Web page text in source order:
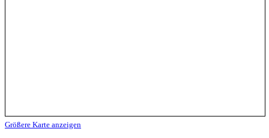
Größere Karte anzeigen